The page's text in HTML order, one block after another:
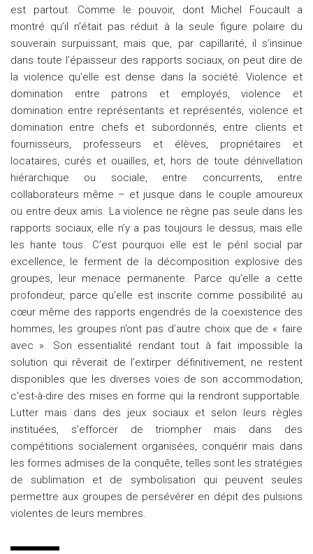
est partout. Comme le pouvoir, dont Michel Foucault a
montré qu’il n’était pas réduit à la seule figure polaire du
souverain surpuissant, mais que, par capillarité, il s’insinue
dans toute l’épaisseur des rapports sociaux, on peut dire de
la violence qu’elle est dense dans la société. Violence et
domination entre patrons et employés, violence et
domination entre représentants et représentés, violence et
domination entre chefs et subordonnés, entre clients et
fournisseurs, professeurs et élèves, propriétaires et
locataires, curés et ouailles, et, hors de toute dénivellation
hiérarchique ou sociale, entre concurrents, entre
collaborateurs même – et jusque dans le couple amoureux
ou entre deux amis. La violence ne règne pas seule dans les
rapports sociaux, elle n’y a pas toujours le dessus, mais elle
les hante tous. C’est pourquoi elle est le péril social par
excellence, le ferment de la décomposition explosive des
groupes, leur menace permanente. Parce qu’elle a cette
profondeur, parce qu’elle est inscrite comme possibilité au
cœur même des rapports engendrés de la coexistence des
hommes, les groupes n’ont pas d’autre choix que de « faire
avec ». Son essentialité rendant tout à fait impossible la
solution qui rêverait de l’extirper définitivement, ne restent
disponibles que les diverses voies de son accommodation,
c’est-à-dire des mises en forme qui la rendront supportable.
Lutter mais dans des jeux sociaux et selon leurs règles
instituées, s’efforcer de triompher mais dans des
compétitions socialement organisées, conquérir mais dans
les formes admises de la conquête, telles sont les stratégies
de sublimation et de symbolisation qui peuvent seules
permettre aux groupes de persévérer en dépit des pulsions
violentes de leurs membres.